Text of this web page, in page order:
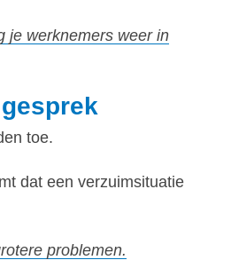
je werknemers weer in
toe.
dat een verzuimsituatie
problemen.